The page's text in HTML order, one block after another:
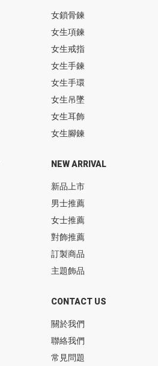
女鎖骨鍊
女生項鍊
女生戒指
女生手鍊
女生手環
女生吊墜
女生耳飾
女生腳鍊
NEW ARRIVAL
新品上市
男士推薦
女士推薦
對飾推薦
訂製商品
主題飾品
CONTACT US
關於我們
聯絡我們
常見問題